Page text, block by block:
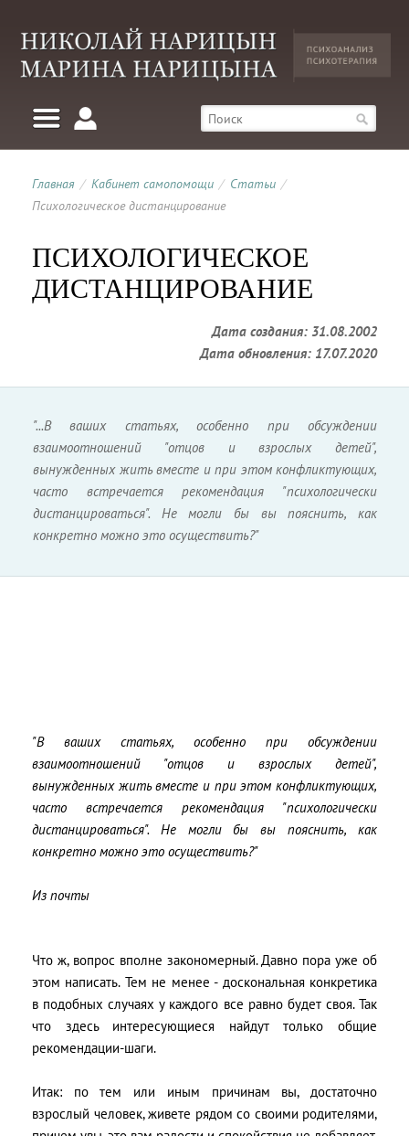
Главная / Кабинет самопомощи / Статьи /
Психологическое дистанцирование
ПСИХОЛОГИЧЕСКОЕ
ДИСТАНЦИРОВАНИЕ
Дата создания: 31.08.2002
Дата обновления: 17.07.2020
"...В ваших статьях, особенно при обсуждении
взаимоотношений "отцов и взрослых детей",
вынужденных жить вместе и при этом конфликтующих,
часто встречается рекомендация "психологически
дистанцироваться". Не могли бы вы пояснить, как
конкретно можно это осуществить?"
"В ваших статьях, особенно при обсуждении
взаимоотношений "отцов и взрослых детей",
вынужденных жить вместе и при этом конфликтующих,
часто встречается рекомендация "психологически
дистанцироваться". Не могли бы вы пояснить, как
конкретно можно это осуществить?"
Из почты
Что ж, вопрос вполне закономерный. Давно пора уже об
этом написать. Тем не менее - доскональная конкретика
в подобных случаях у каждого все равно будет своя. Так
что здесь интересующиеся найдут только общие
рекомендации-шаги.
Итак: по тем или иным причинам вы, достаточно
взрослый человек, живете рядом со своими родителями,